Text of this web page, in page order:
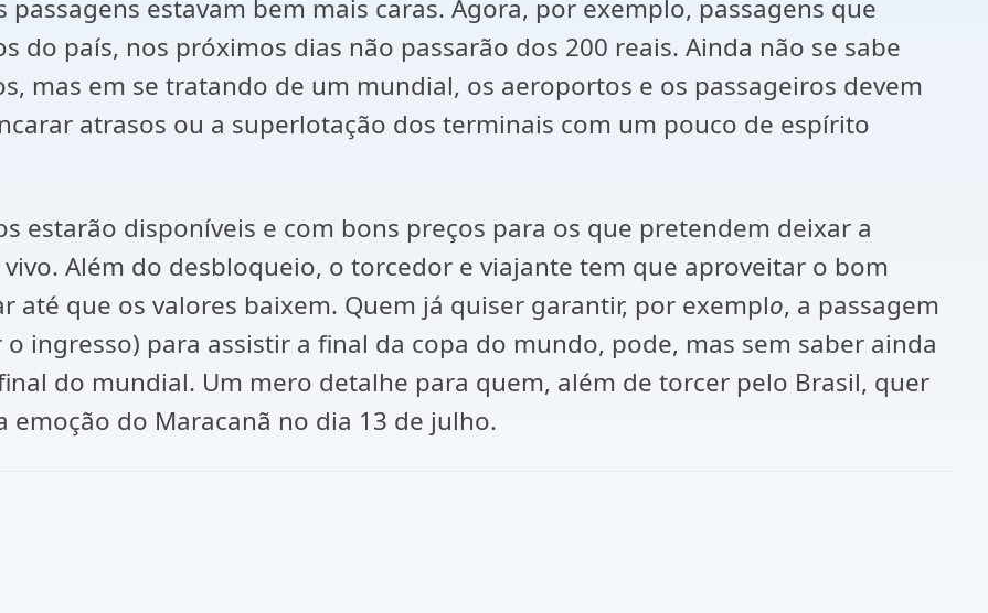
estavam bem mais caras. Agora, por exemplo, passagens que
do país, nos próximos dias não passarão dos 200 reais. Ainda não se sabe
mas em se tratando de um mundial, os aeroportos e os passageiros devem
atrasos ou a superlotação dos terminais com um pouco de espírito
estarão disponíveis e com bons preços para os que pretendem deixar a
Além do desbloqueio, o torcedor e viajante tem que aproveitar o bom
até que os valores baixem. Quem já quiser garantir, por exemplo, a passagem
ingresso) para assistir a final da copa do mundo, pode, mas sem saber ainda
do mundial. Um mero detalhe para quem, além de torcer pelo Brasil, quer
do Maracanã no dia 13 de julho.